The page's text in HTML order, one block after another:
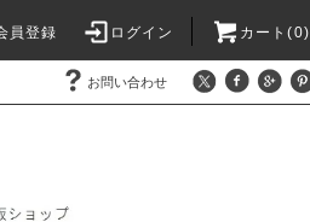
員登録 ログイン カート(0)
お問い合わせ